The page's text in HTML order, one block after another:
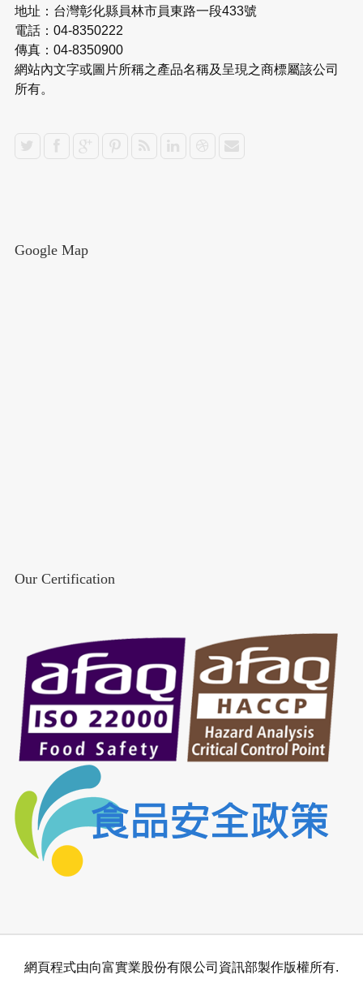
地址：台灣彰化縣員林市員東路一段433號
電話：04-8350222
傳真：04-8350900
網站內文字或圖片所稱之產品名稱及呈現之商標屬該公司
所有。
Google Map
Our Certification
網頁程式由向富實業股份有限公司資訊部製作版權所有.